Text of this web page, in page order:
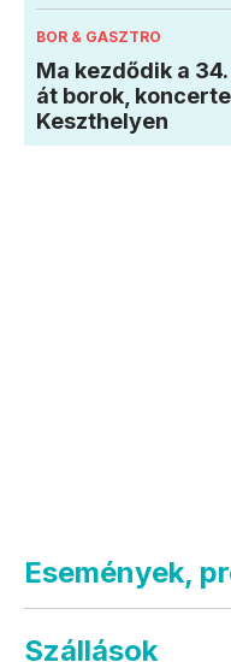
BOR & GASZTRO
Ma kezdődik a
át borok,
Keszthelyen
Események,
Szállások